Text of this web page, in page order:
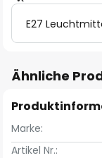
E27
Ähnliche
Marke:
Artikel Nr.: